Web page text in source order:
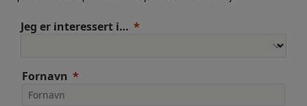
Jeg er interessert i…
Fornavn